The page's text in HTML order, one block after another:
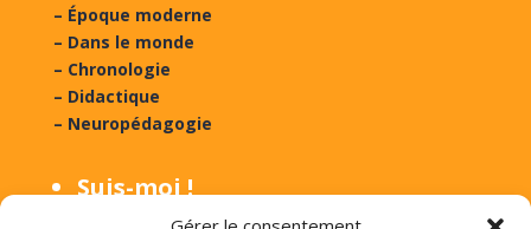
– Époque moderne
– Dans le monde
– Chronologie
– Didactique
– Neuropédagogie
Suis-moi !